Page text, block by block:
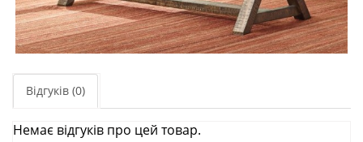
Відгуків (0)
Немає відгуків про цей товар.